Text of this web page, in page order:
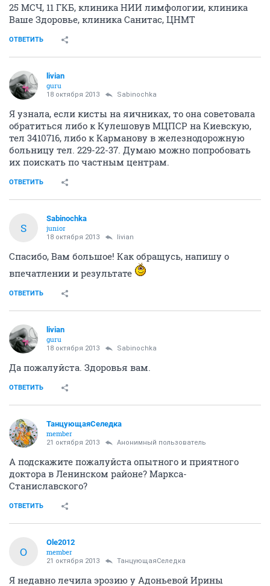
25 МСЧ, 11 ГКБ, клиника НИИ лимфологии, клиника
Ваше Здоровье, клиника Санитас, ЦНМТ
ОТВЕТИТЬ
livian
guru
18 октября 2013 Sabinochka
Я узнала, если кисты на яичниках, то она советовала
обратиться либо к Кулешовув МЦПСР на Киевскую,
тел 3410716, либо к Карманову в железнодорожную
больницу тел. 229-22-37. Думаю можно попробовать
их поискать по частным центрам.
ОТВЕТИТЬ
S
Sabinochka
junior
18 октября 2013 livian
Спасибо, Вам большое! Как обращусь, напишу о
впечатлении и результате
ОТВЕТИТЬ
livian
guru
18 октября 2013 Sabinochka
Да пожалуйста. Здоровья вам.
ОТВЕТИТЬ
ТанцующаяСеледка
member
21 октября 2013 Анонимный пользователь
А подскажите пожалуйста опытного и приятного
доктора в Ленинском районе? Маркса-
Станиславского?
ОТВЕТИТЬ
O
Ole2012
member
21 октября 2013 ТанцующаяСеледка
Я недавно лечила эрозию у Адоньевой Ирины